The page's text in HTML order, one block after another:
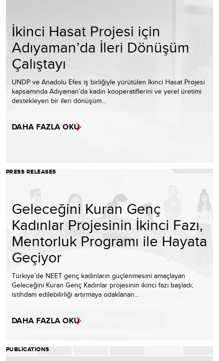
İkinci Hasat Projesi için
Adıyaman’da İleri Dönüşüm
Çalıştayı
UNDP ve Anadolu Efes iş birliğiyle yürütülen İkinci Hasat Projesi
kapsamında Adıyaman’da kadın kooperatiflerini ve yerel üretimi
destekleyen bir ileri dönüşüm…
DAHA FAZLA OKU
PRESS RELEASES
Geleceğini Kuran Genç
Kadınlar Projesinin İkinci Fazı,
Mentorluk Programı ile Hayata
Geçiyor
Türkiye’de NEET genç kadınların güçlenmesini amaçlayan
Geleceğini Kuran Genç Kadınlar projesinin ikinci fazı başladı;
istihdam edilebilirliği artırmaya odaklanan…
DAHA FAZLA OKU
PUBLICATIONS